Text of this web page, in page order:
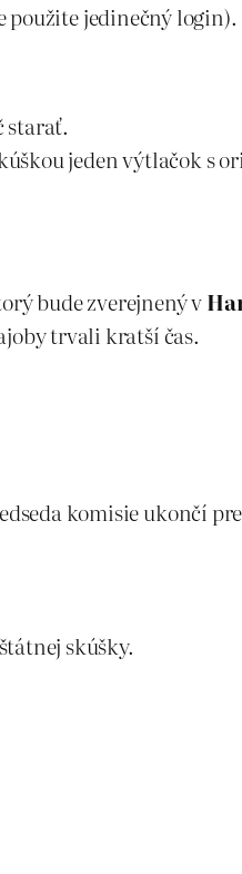
jedinečný login).
starať.
jeden výtlačok s
bude zverejnený v
trvali kratší čas.
komisie ukončí
skúšky.